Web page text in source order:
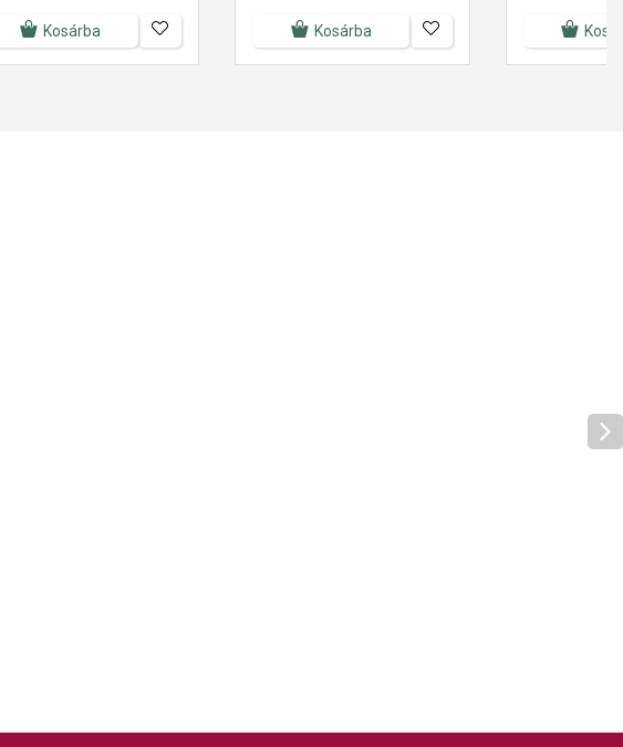
Kosárba Kosárba